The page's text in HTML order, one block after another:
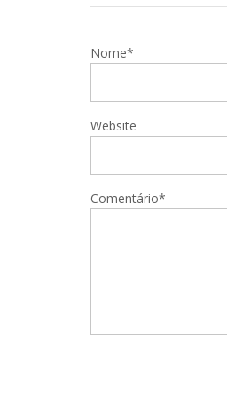
Nome*
Website
Comentário*